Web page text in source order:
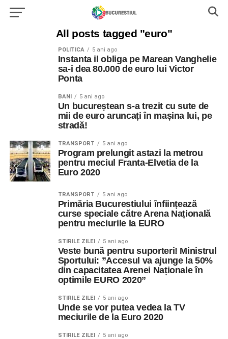
All posts tagged "euro"
POLITICA 5 ani ago
Instanta il obliga pe Marean Vanghelie
sa-i dea 80.000 de euro lui Victor
Ponta
BANI 5 ani ago
Un bucureștean s-a trezit cu sute de
mii de euro aruncați în mașina lui, pe
stradă!
TRANSPORT 5 ani ago
Program prelungit astazi la metrou
pentru meciul Franta-Elvetia de la
Euro 2020
TRANSPORT 5 ani ago
Primăria Bucurestiului înființează
curse speciale către Arena Națională
pentru meciurile la EURO
STIRILE ZILEI 5 ani ago
Veste bună pentru suporteri! Ministrul
Sportului: ”Accesul va ajunge la 50%
din capacitatea Arenei Naționale în
optimile EURO 2020”
STIRILE ZILEI 5 ani ago
Unde se vor putea vedea la TV
meciurile de la Euro 2020
STIRILE ZILEI 5 ani ago